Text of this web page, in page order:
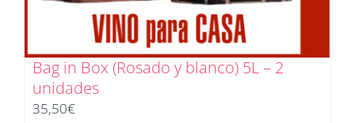
Bag in Box (Rosado y blanco) 5L – 2
unidades
35,50€